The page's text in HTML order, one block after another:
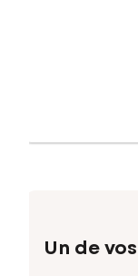
Un de